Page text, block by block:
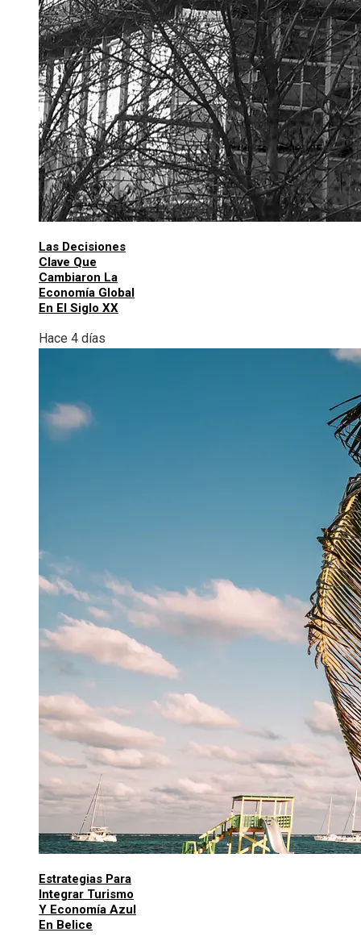
Las Decisiones
Clave Que
Cambiaron La
Economía Global
En El Siglo XX
Hace 4 días
Estrategias Para
Integrar Turismo
Y Economía Azul
En Belice